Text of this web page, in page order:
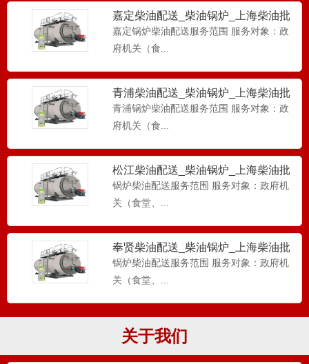
嘉定柴油配送_柴油锅炉_上海柴油批
发-工厂柴油配送
嘉定锅炉柴油配送服务范围 服务对象：政
府机关（食...
青浦柴油配送_柴油锅炉_上海柴油批
发-工厂柴油配送
青浦锅炉柴油配送服务范围 服务对象：政
府机关（食...
松江柴油配送_柴油锅炉_上海柴油批
发-工厂柴油配送
锅炉柴油配送服务范围 服务对象：政府机
关（食堂、...
奉贤柴油配送_柴油锅炉_上海柴油批
发-工厂柴油配送
锅炉柴油配送服务范围 服务对象：政府机
关（食堂、...
关于我们